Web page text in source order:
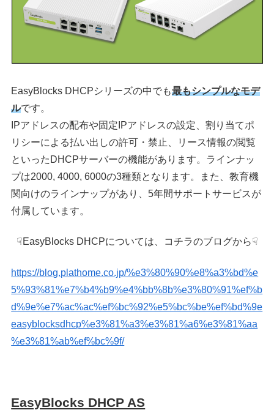
EasyBlocks DHCPシリーズの中でも最もシンプルなモデ
ルです。
IPアドレスの配布や固定IPアドレスの設定、割り当てポ
リシーによる払い出しの許可・禁止、リース情報の閲覧
といったDHCPサーバーの機能があります。ラインナッ
プは2000, 4000, 6000の3種類となります。また、教育機
関向けのラインナップがあり、5年間サポートサービスが
付属しています。
☟EasyBlocks DHCPについては、コチラのブログから☟
https://blog.plathome.co.jp/%e3%80%90%e8%a3%bd%e
5%93%81%e7%b4%b9%e4%bb%8b%e3%80%91%ef%b
d%9e%e7%ac%ac%ef%bc%92%e5%bc%be%ef%bd%9e
easyblocksdhcp%e3%81%a3%e3%81%a6%e3%81%aa
%e3%81%ab%ef%bc%9f/
EasyBlocks DHCP AS